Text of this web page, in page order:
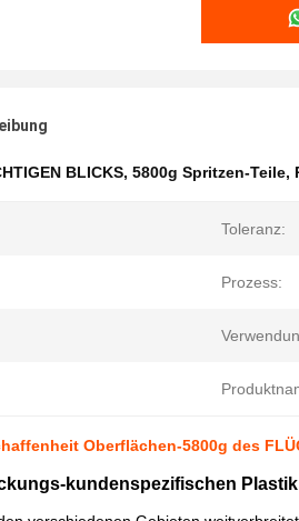
BLICKS, 5800g Spritzen-Teile,
Toleranz:
Prozess:
Oberflächen-5800g des
kundenspezifischen